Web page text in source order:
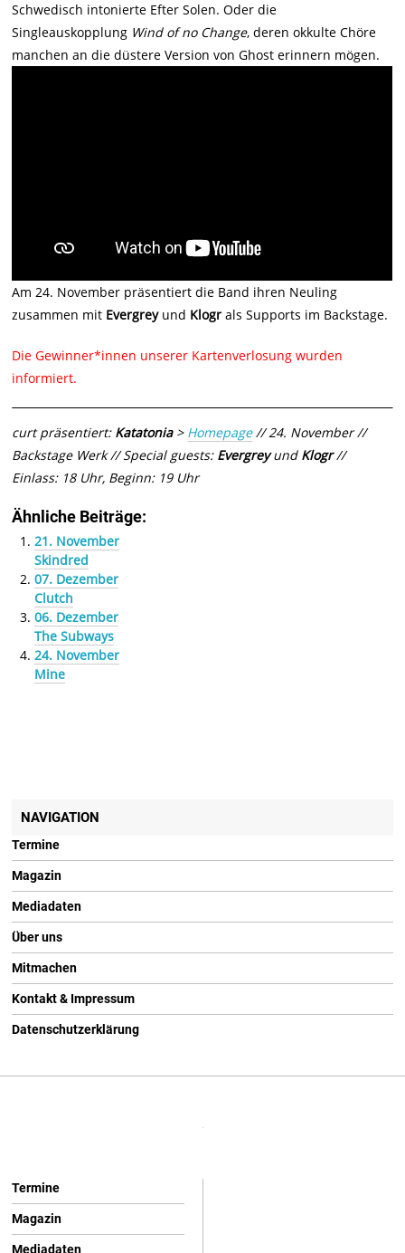
Schwedisch intonierte Efter Solen. Oder die
Singleauskopplung Wind of no Change, deren okkulte Chöre
manchen an die düstere Version von Ghost erinnern mögen.
Am 24. November präsentiert die Band ihren Neuling
zusammen mit Evergrey und Klogr als Supports im Backstage.
Die Gewinner*innen unserer Kartenverlosung wurden
informiert.
curt präsentiert:Katatonia> Homepage// 24. November //
Backstage Werk // Special guests: Evergreyund Klogr//
Einlass: 18 Uhr, Beginn: 19 Uhr
Ähnliche Beiträge:
21. November
Skindred
07. Dezember
Clutch
06. Dezember
The Subways
24. November
Mine
NAVIGATION
Termine
Magazin
Mediadaten
Über uns
Mitmachen
Kontakt & Impressum
Datenschutzerklärung
Termine
Magazin
Mediadaten